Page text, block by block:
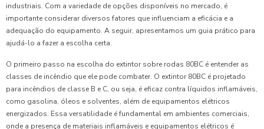
industriais. Com a variedade de opções disponíveis no mercado, é
importante considerar diversos fatores que influenciam a eficácia e a
adequação do equipamento. A seguir, apresentamos um guia prático para
ajudá-lo a fazer a escolha certa.
O primeiro passo na escolha do extintor sobre rodas 80BC é entender as
classes de incêndio que ele pode combater. O extintor 80BC é projetado
para incêndios de classe B e C, ou seja, é eficaz contra líquidos inflamáveis,
como gasolina, óleos e solventes, além de equipamentos elétricos
energizados. Essa versatilidade é fundamental em ambientes comerciais,
onde a presença de materiais inflamáveis e equipamentos elétricos é